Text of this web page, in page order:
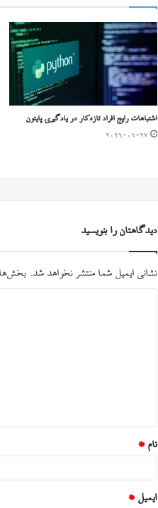
اشتباهات رایج افراد تازه‌کار در یادگیری پایتون
2026-06-27
دیدگاهتان را بنویسید
نشانی ایمیل شما منتشر نخواهد شد.
*
نام *
ایمیل *